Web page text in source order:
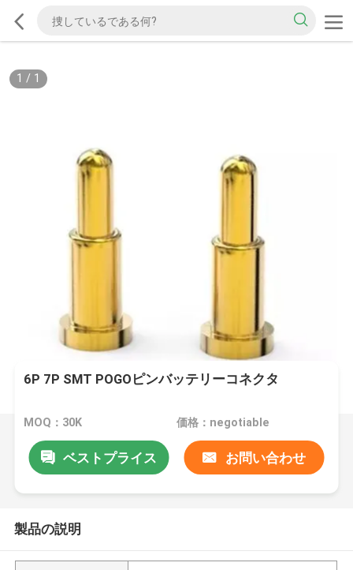
1 / 1
6P 7P SMT POGOピンバッテリーコネクタ
MOQ：30K 価格：negotiable
ベストプライス お問い合わせ
製品の説明